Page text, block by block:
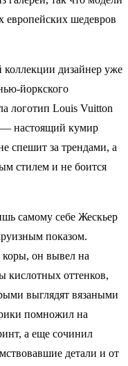
шедевров
дизайнер уже
йоркского
логотип Louis Vuitton
настоящий кумир
спешит за трендами, а
стилем и не боится
самому себе Жескьер
показом.
коры, он вывел на
кислотных оттенков,
выглядят вязаными
помножил на
а еще сочинил
детали и от